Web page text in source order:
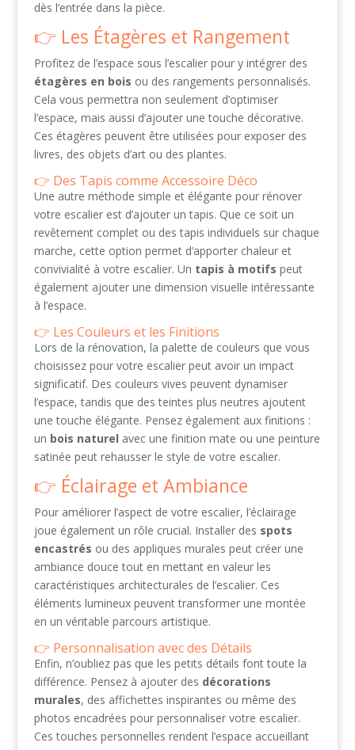
dès l’entrée dans la pièce.
Les Étagères et Rangement
Profitez de l’espace sous l’escalier pour y intégrer des
étagères en bois ou des rangements personnalisés.
Cela vous permettra non seulement d’optimiser
l’espace, mais aussi d’ajouter une touche décorative.
Ces étagères peuvent être utilisées pour exposer des
livres, des objets d’art ou des plantes.
Des Tapis comme Accessoire Déco
Une autre méthode simple et élégante pour rénover
votre escalier est d’ajouter un tapis. Que ce soit un
revêtement complet ou des tapis individuels sur chaque
marche, cette option permet d’apporter chaleur et
convivialité à votre escalier. Un tapis à motifs peut
également ajouter une dimension visuelle intéressante
à l’espace.
Les Couleurs et les Finitions
Lors de la rénovation, la palette de couleurs que vous
choisissez pour votre escalier peut avoir un impact
significatif. Des couleurs vives peuvent dynamiser
l’espace, tandis que des teintes plus neutres ajoutent
une touche élégante. Pensez également aux finitions :
un bois naturel avec une finition mate ou une peinture
satinée peut rehausser le style de votre escalier.
Éclairage et Ambiance
Pour améliorer l’aspect de votre escalier, l’éclairage
joue également un rôle crucial. Installer des spots
encastrés ou des appliques murales peut créer une
ambiance douce tout en mettant en valeur les
caractéristiques architecturales de l’escalier. Ces
éléments lumineux peuvent transformer une montée
en un véritable parcours artistique.
Personnalisation avec des Détails
Enfin, n’oubliez pas que les petits détails font toute la
différence. Pensez à ajouter des décorations
murales, des affichettes inspirantes ou même des
photos encadrées pour personnaliser votre escalier.
Ces touches personnelles rendent l’espace accueillant